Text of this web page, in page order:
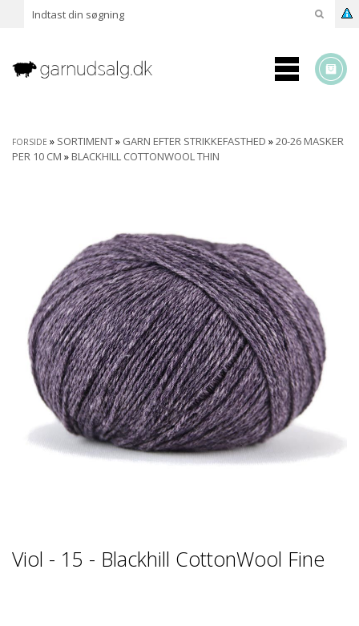
FORSIDE » SORTIMENT» GARN EFTER STRIKKEFASTHED »20-26 MASKER
PER 10 CM » BLACKHILL COTTONWOOL THIN
Viol - 15 - Blackhill CottonWool Fine